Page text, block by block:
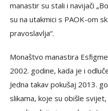
manastir su stali i navijači
su na utakmici s PAOK-om
pravoslavlja“.
Monaštvo manastira
2002. godine, kada je i
Jedna takav pokušaj 2013.
slikama, koje su obišle